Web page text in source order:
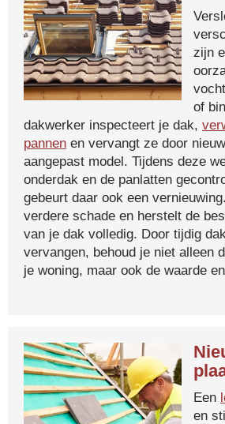
zijn
of
dakwerker inspecteert je dak,
pannen en vervangt ze door
aangepast model. Tijdens deze
onderdak en de panlatten
gebeurt daar ook een
verdere schade en herstelt de
van je dak volledig. Door tijdig
vervangen, behoud je niet alleen
je woning, maar ook de waarde
Een
en